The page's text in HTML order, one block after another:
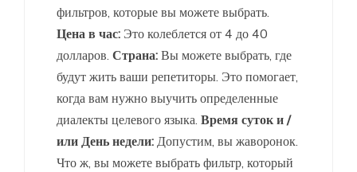
фильтров, которые вы можете выбрать.
Цена в час: Это колеблется от 4 до 40
долларов. Страна: Вы можете выбрать, где
будут жить ваши репетиторы. Это помогает,
когда вам нужно выучить определенные
диалекты целевого языка. Время суток и /
или День недели: Допустим, вы жаворонок.
Что ж, вы можете выбрать фильтр, который